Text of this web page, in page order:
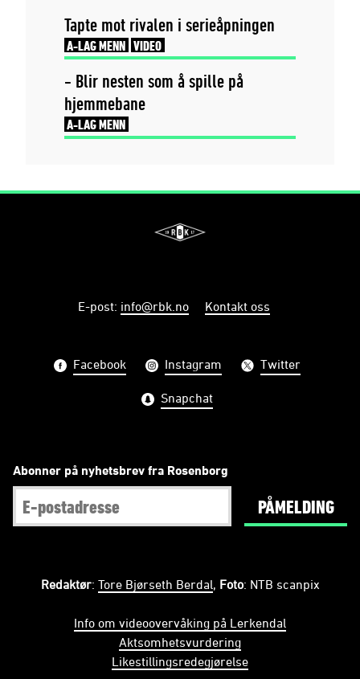
Tapte mot rivalen i serieåpningen
A-LAG MENN VIDEO
- Blir nesten som å spille på
hjemmebane
A-LAG MENN
E-post: info@rbk.no Kontakt oss
Facebook Instagram Twitter
Snapchat
Abonner på nyhetsbrev fra Rosenborg
PÅMELDING
Redaktør: Tore Bjørseth Berdal, Foto: NTB scanpix
Info om videoovervåking på Lerkendal
Aktsomhetsvurdering
Likestillingsredegjørelse